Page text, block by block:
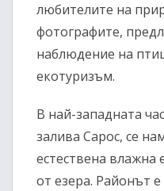
любителите на
фотографите,
наблюдение на
екотуризъм.
В най-западната
залива Сарос, се
естествена влажна
от езера. Районът